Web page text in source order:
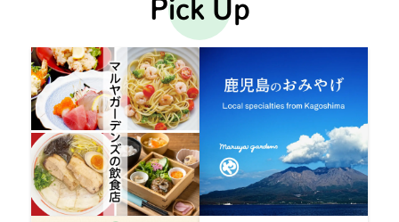
Pick Up